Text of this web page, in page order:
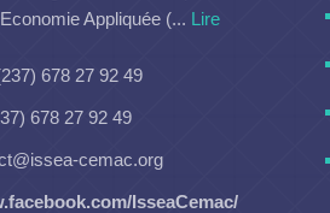
Appliquée (... Lire
678 27 92 49
678 27 92 49
cemac.org
IsseaCemac/